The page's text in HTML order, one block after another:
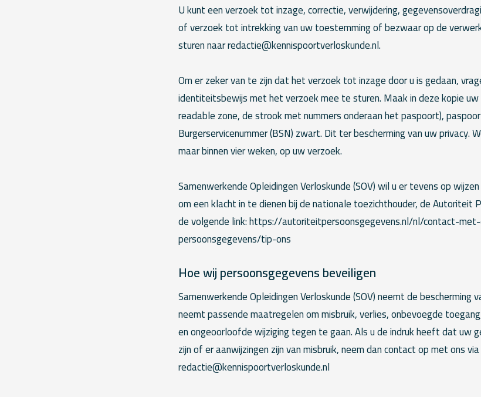
U kunt een verzoek tot inzage, correctie, verwijdering,
of verzoek tot intrekking van uw toestemming of bezwaar op de
sturen naar redactie@kennispoortverloskunde.nl.
Om er zeker van te zijn dat het verzoek tot inzage door u is gedaan,
identiteitsbewijs met het verzoek mee te sturen. Maak in deze kopie
readable zone, de strook met nummers onderaan het paspoort),
Burgerservicenummer (BSN) zwart. Dit ter bescherming van uw privacy.
maar binnen vier weken, op uw verzoek.
Samenwerkende Opleidingen Verloskunde (SOV) wil u er tevens op
om een klacht in te dienen bij de nationale toezichthouder, de Autoriteit
de volgende link: https://autoriteitpersoonsgegevens.nl/nl/contact-
persoonsgegevens/tip-ons
Hoe wij persoonsgegevens beveiligen
Samenwerkende Opleidingen Verloskunde (SOV) neemt de bescherming
neemt passende maatregelen om misbruik, verlies, onbevoegde
en ongeoorloofde wijziging tegen te gaan. Als u de indruk heeft dat uw
zijn of er aanwijzingen zijn van misbruik, neem dan contact op met ons via
redactie@kennispoortverloskunde.nl